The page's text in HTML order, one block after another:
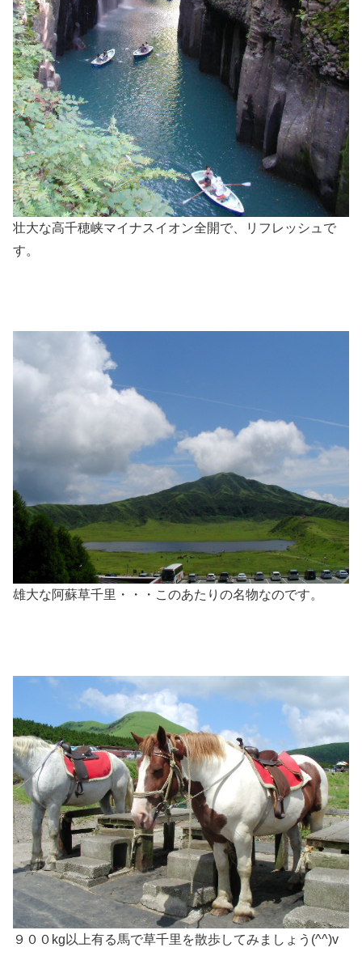
壮大な高千穂峡マイナスイオン全開で、リフレッシュで
す。
雄大な阿蘇草千里・・・このあたりの名物なのです。
９００kg以上有る馬で草千里を散歩してみましょう(^^)v